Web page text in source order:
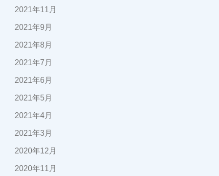
2021年11月
2021年9月
2021年8月
2021年7月
2021年6月
2021年5月
2021年4月
2021年3月
2020年12月
2020年11月